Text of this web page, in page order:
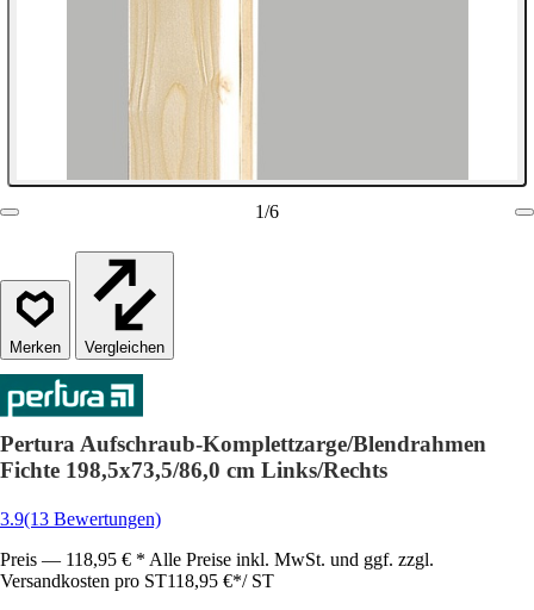
1/6
Vergleichen
Pertura Aufschraub-Komplettzarge/Blendrahmen
Fichte 198,5x73,5/86,0 cm Links/Rechts
3.9(13 Bewertungen)
Preis — 118,95 € * Alle Preise inkl. MwSt. und ggf. zzgl.
Versandkosten pro ST118,95 €*/ ST